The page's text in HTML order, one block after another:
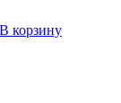
В корзину